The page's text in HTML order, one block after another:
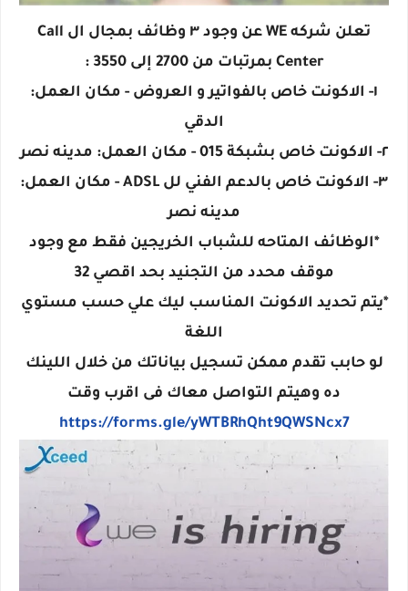
تعلن شركه WE عن وجود ٣ وظائف بمجال ال Call
Center بمرتبات من 2700 إلى 3550 :
١- الاكونت خاص بالفواتير و العروض - مكان العمل:
الدقي
٢- الاكونت خاص بشبكة 015 - مكان العمل: مدينه نصر
٣- الاكونت خاص بالدعم الفني لل ADSL - مكان العمل:
مدينه نصر
*الوظائف المتاحه للشباب الخريجين فقط مع وجود
موقف محدد من التجنيد بحد اقصي 32
*يتم تحديد الاكونت المناسب ليك علي حسب مستوي
اللغة
لو حابب تقدم ممكن تسجيل بياناتك من خلال اللينك
ده وهيتم التواصل معاك فى اقرب وقت
https://forms.gle/yWTBRhQht9QWSNcx7